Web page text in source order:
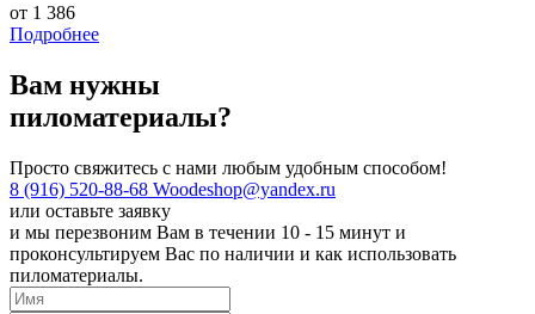
от 1 386
Подробнее
Вам нужны
пиломатериалы?
Просто свяжитесь с нами любым удобным способом!
8 (916) 520-88-68 Woodeshop@yandex.ru
или оставьте заявку
и мы перезвоним Вам в течении 10 - 15 минут и
проконсультируем Вас по наличии и как использовать
пиломатериалы.